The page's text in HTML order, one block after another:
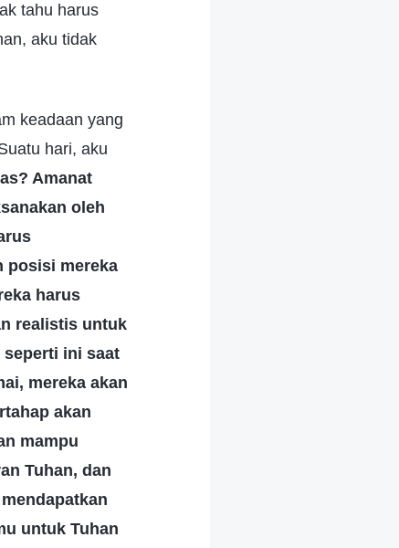
tahu harus
aku tidak
keadaan yang
hari, aku
Amanat
oleh
posisi mereka
harus
realistis untuk
seperti ini saat
mereka akan
akan
mampu
Tuhan, dan
untuk Tuhan